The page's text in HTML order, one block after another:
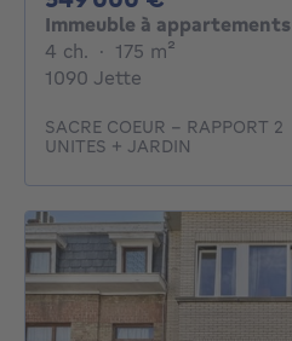
Immeuble à appartements
4 ch. 4 chambres
· 175 m²
1090 Jette
SACRE COEUR - RAPPORT 2
UNITES + JARDIN